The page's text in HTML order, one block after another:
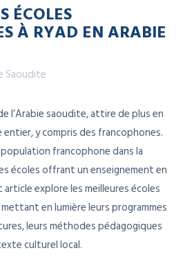
ÉCOLES
À RYAD EN ARABIE
Saoudite
l’Arabie saoudite, attire de plus en
y compris des francophones.
francophone dans la
écoles offrant un enseignement en
explore les meilleures écoles
en lumière leurs programmes
leurs méthodes pédagogiques
culturel local.